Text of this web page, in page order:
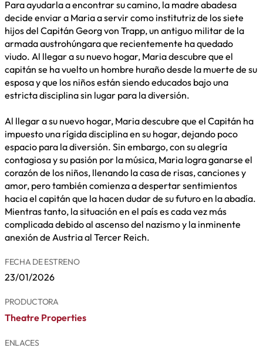
Para ayudarla a encontrar su camino, la madre abadesa
decide enviar a Maria a servir como institutriz de los siete
hijos del Capitán Georg von Trapp, un antiguo militar de la
armada austrohúngara que recientemente ha quedado
viudo. Al llegar a su nuevo hogar, Maria descubre que el
capitán se ha vuelto un hombre huraño desde la muerte de su
esposa y que los niños están siendo educados bajo una
estricta disciplina sin lugar para la diversión.
Al llegar a su nuevo hogar, Maria descubre que el Capitán ha
impuesto una rígida disciplina en su hogar, dejando poco
espacio para la diversión. Sin embargo, con su alegría
contagiosa y su pasión por la música, Maria logra ganarse el
corazón de los niños, llenando la casa de risas, canciones y
amor, pero también comienza a despertar sentimientos
hacia el capitán que la hacen dudar de su futuro en la abadía.
Mientras tanto, la situación en el país es cada vez más
complicada debido al ascenso del nazismo y la inminente
anexión de Austria al Tercer Reich.
FECHA DE ESTRENO
23/01/2026
PRODUCTORA
Theatre Properties
ENLACES